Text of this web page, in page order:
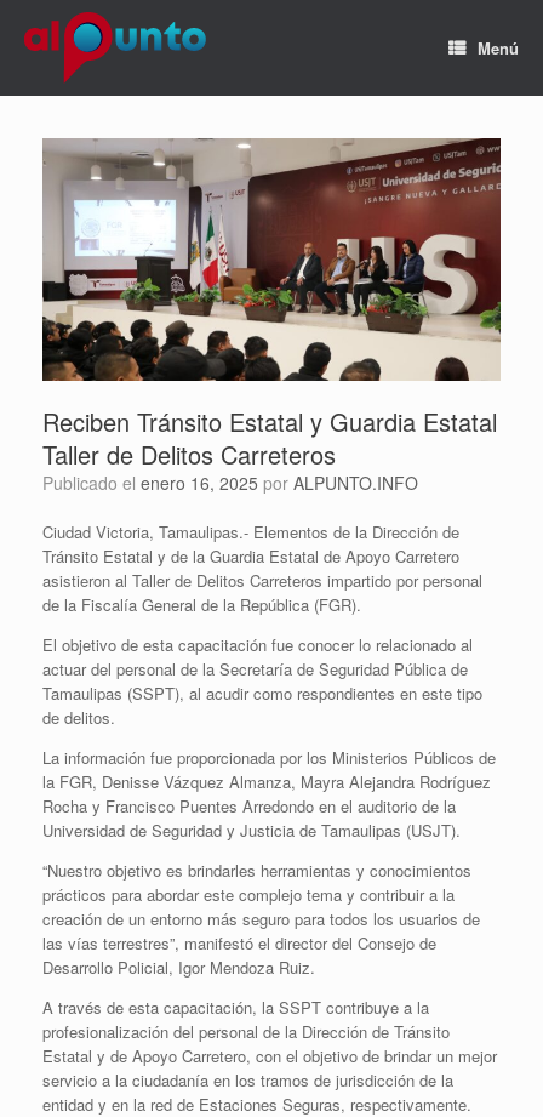
Menú
Reciben Tránsito Estatal y Guardia Estatal
Taller de Delitos Carreteros
Publicado el enero 16, 2025 por ALPUNTO.INFO
Ciudad Victoria, Tamaulipas.- Elementos de la Dirección de
Tránsito Estatal y de la Guardia Estatal de Apoyo Carretero
asistieron al Taller de Delitos Carreteros impartido por personal
de la Fiscalía General de la República (FGR).
El objetivo de esta capacitación fue conocer lo relacionado al
actuar del personal de la Secretaría de Seguridad Pública de
Tamaulipas (SSPT), al acudir como respondientes en este tipo
de delitos.
La información fue proporcionada por los Ministerios Públicos de
la FGR, Denisse Vázquez Almanza, Mayra Alejandra Rodríguez
Rocha y Francisco Puentes Arredondo en el auditorio de la
Universidad de Seguridad y Justicia de Tamaulipas (USJT).
“Nuestro objetivo es brindarles herramientas y conocimientos
prácticos para abordar este complejo tema y contribuir a la
creación de un entorno más seguro para todos los usuarios de
las vías terrestres”, manifestó el director del Consejo de
Desarrollo Policial, Igor Mendoza Ruiz.
A través de esta capacitación, la SSPT contribuye a la
profesionalización del personal de la Dirección de Tránsito
Estatal y de Apoyo Carretero, con el objetivo de brindar un mejor
servicio a la ciudadanía en los tramos de jurisdicción de la
entidad y en la red de Estaciones Seguras, respectivamente.